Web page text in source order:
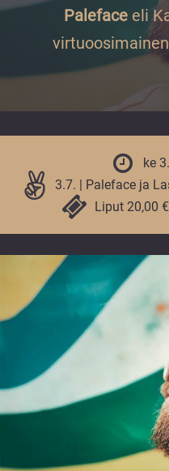
ympäri
Paleface eli
ke
3.7. | Paleface ja
Liput 20,00